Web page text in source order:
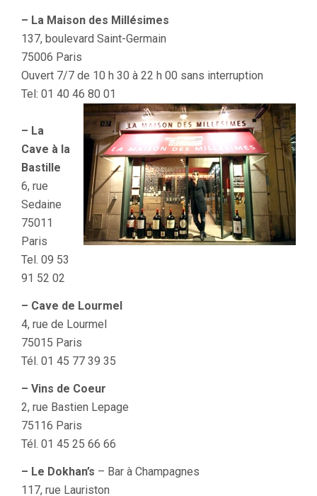
– La Maison des Millésimes
137, boulevard Saint-Germain
75006 Paris
Ouvert 7/7 de 10 h 30 à 22 h 00 sans interruption
Tel: 01 40 46 80 01
– La
Cave à la
Bastille
6, rue
Sedaine
75011
Paris
Tel. 09 53
91 52 02
– Cave de Lourmel
4, rue de Lourmel
75015 Paris
Tél. 01 45 77 39 35
– Vins de Coeur
2, rue Bastien Lepage
75116 Paris
Tél. 01 45 25 66 66
– Le Dokhan’s – Bar à Champagnes
117, rue Lauriston